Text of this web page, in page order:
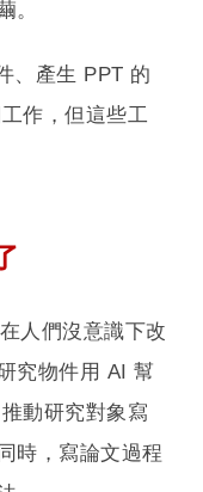
。
、產生 PPT 的
作，但這些工
人們沒意識下改
究物件用 AI 幫
動研究對象寫
時，寫論文過程